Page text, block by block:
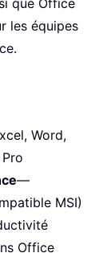
que Office
les équipes
Word,
—
MSI)
Office